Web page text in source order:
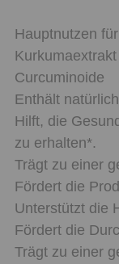
Hauptnutzen
Curcuminoide
Enthält
Hilft, die
zu erhalten*.
Trägt zu einer
Fördert die
Unterstützt die
Fördert die
Trägt zu einer